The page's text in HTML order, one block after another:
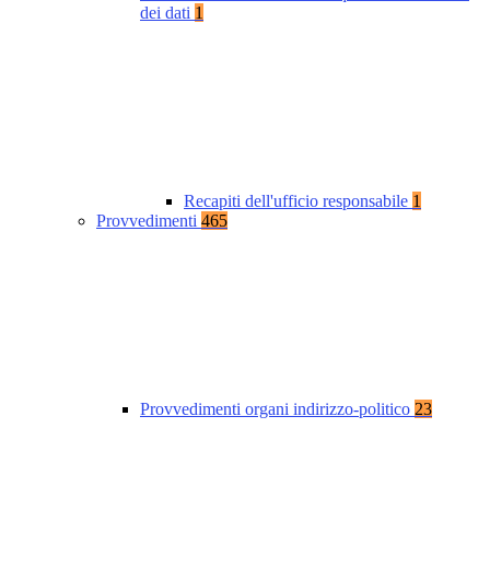
dei dati 1
Recapiti dell'ufficio responsabile 1
Provvedimenti 465
Provvedimenti organi indirizzo-politico 23